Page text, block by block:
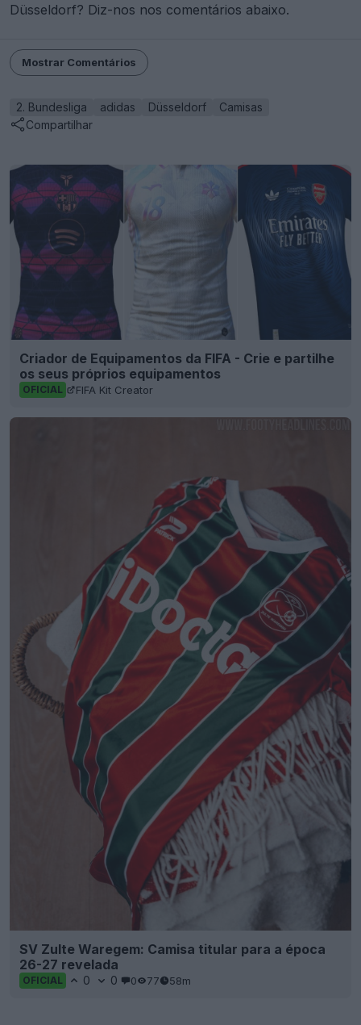
Düsseldorf? Diz-nos nos comentários abaixo.
Mostrar Comentários
2. Bundesliga adidas Düsseldorf
Camisas
Compartilhar
Criador de Equipamentos da FIFA - Crie e partilhe
os seus próprios equipamentos
OFICIAL FIFA Kit Creator
SV Zulte Waregem: Camisa titular para a época
26-27 revelada
OFICIAL 0 0 0 77 58m